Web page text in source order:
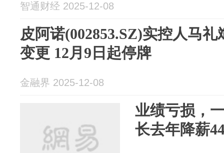
智通财经 2025-12-08
皮阿诺(002853.SZ)实控人马
变更 12月9日起停牌
金融界 2025-12-08
业绩亏损，
长去年降薪